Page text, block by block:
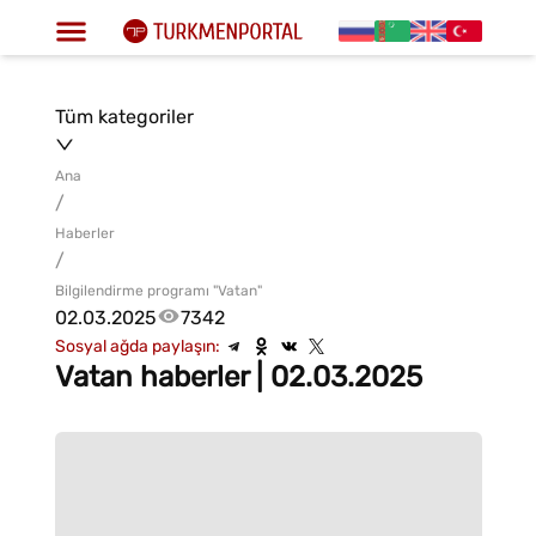
Tüm kategoriler
Ana
/
Haberler
/
Bilgilendirme programı "Vatan"
02.03.2025 7342
Sosyal ağda paylaşın:
Vatan haberler | 02.03.2025